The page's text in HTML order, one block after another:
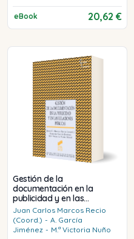
eBook 20,62 €
Gestión de la
documentación en la
publicidad y en las
relaciones públicas
Juan Carlos Marcos Recio
(Coord.) - A. García
Jiménez - M.ª Victoria Nuño